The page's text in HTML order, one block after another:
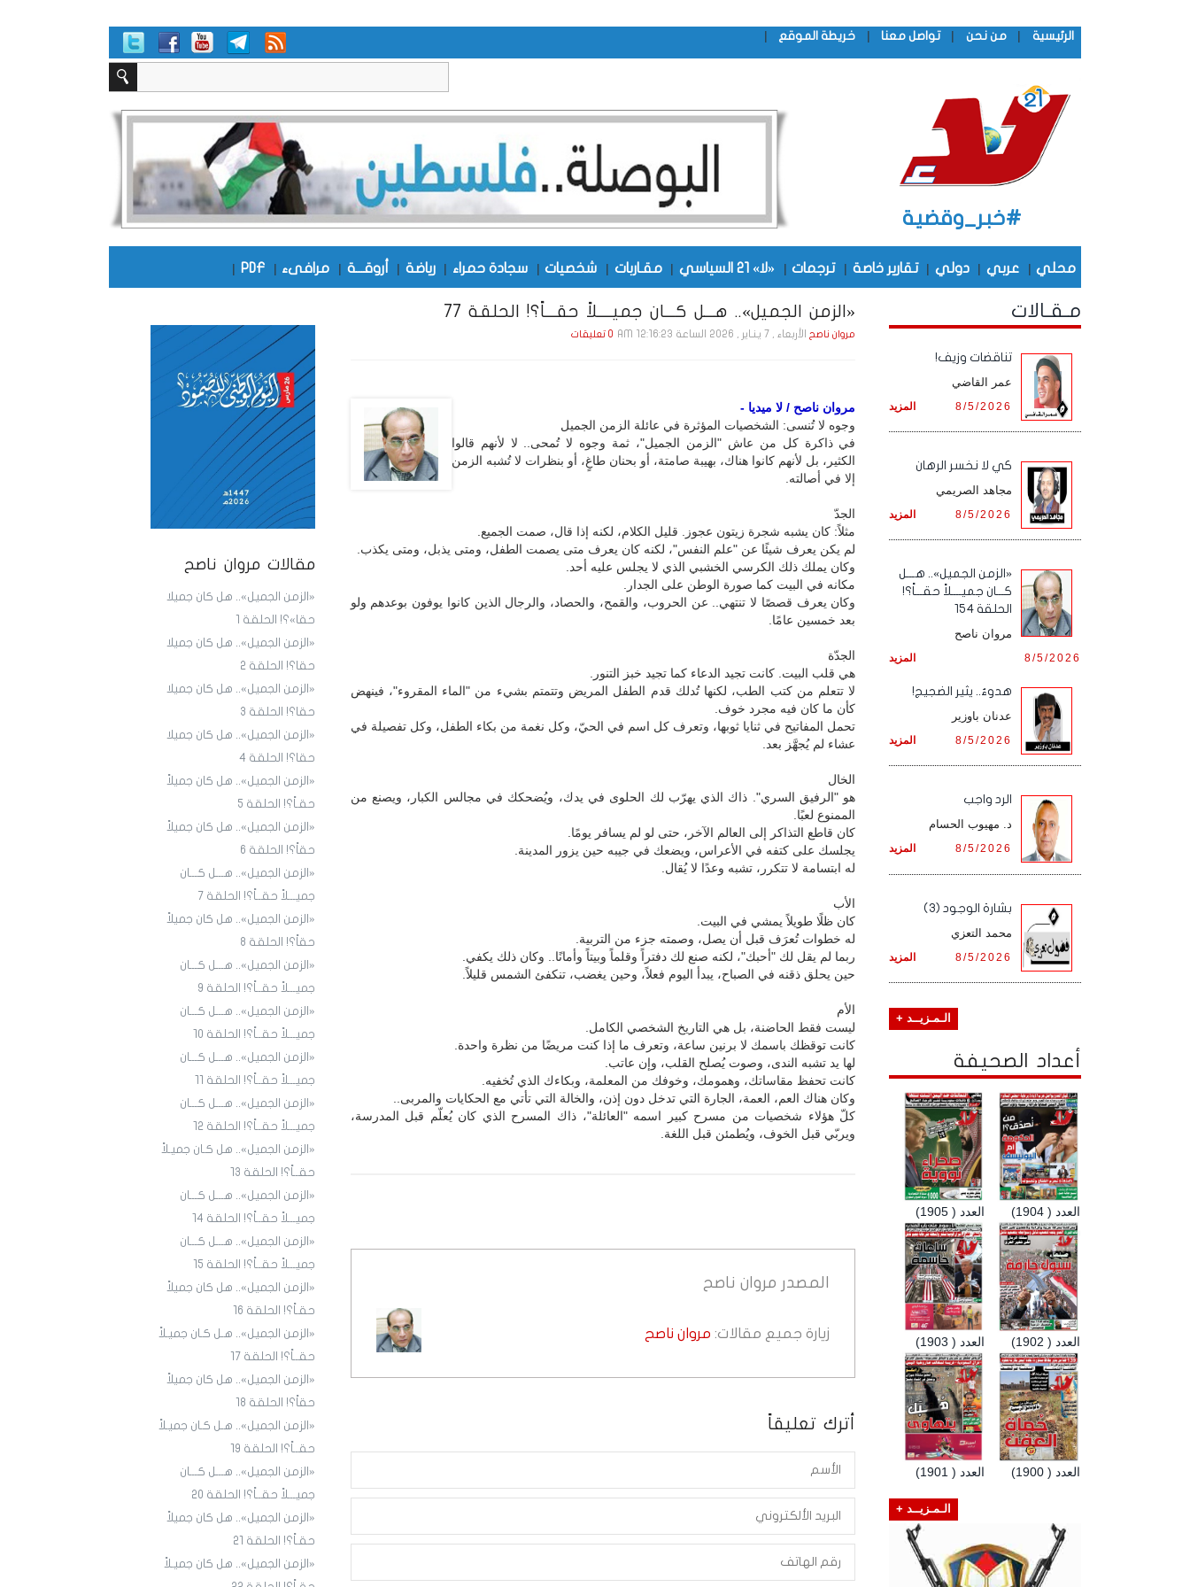
الرئيسية | من نحن | تواصل معنا | خريطة الموقع |
#خبر_وقضية
محلي | عربي | دولي | تقارير خاصة | ترجمات | «لا» 21 السياسي | مقـاربات | شخصيات | سجادة حمراء | رياضة | أروقـــة | مرافىء |
PDF
|
مقالات مروان ناصح
«الزمن الجميل».. هل كان جميلا
حقا»؟! الحلقة 1
«الزمن الجميل».. هل كان جميلا
حقا؟! الحلقة 2
«الزمن الجميل».. هل كان جميلا
حقا؟! الحلقة 3
«الزمن الجميل».. هل كان جميلا
حقا؟! الحلقة 4
«الزمن الجميل».. هل كان جميلاً
حقـاً؟! الحلقة 5
«الزمن الجميل».. هل كان جميلاً
حقاً؟! الحلقة 6
«الزمن الجميل».. هـــل كـــان
جميـــلاً حقــاً؟! الحلقة 7
«الزمن الجميل».. هل كان جميلاً
حقاً؟! الحلقة 8
«الزمن الجميل».. هـــل كـــان
جميـــلاً حقــاً؟! الحلقة 9
«الزمن الجميل».. هـــل كـــان
جميـــلاً حقــاً؟! الحلقة ١٠
«الزمن الجميل».. هـــل كـــان
جميـــلاً حقــاً؟! الحلقة ١1
«الزمن الجميل».. هـــل كـــان
جميـــلاً حقــاً؟! الحلقة ١2
«الزمن الجميل».. هل كـان جميـلاً
حقــاً؟! الحلقة ١3
«الزمن الجميل».. هـــل كـــان
جميـــلاً حقــاً؟! الحلقة ١4
«الزمن الجميل».. هـــل كـــان
جميـــلاً حقــاً؟! الحلقة 15
«الزمن الجميل».. هل كان جميلاً
حقـاً؟! الحلقة 16
«الزمن الجميل».. هـل كـان جميـلاً
حقــاً؟! الحلقة 17
«الزمن الجميل».. هل كان جميلاً
حقاً؟! الحلقة 18
«الزمن الجميل».. هـل كـان جميـلاً
حقــاً؟! الحلقة 19
«الزمن الجميل».. هـــل كـــان
جميـــلاً حقــاً؟! الحلقة 20
«الزمن الجميل».. هل كان جميلاً
حقـاً؟! الحلقة 21
«الزمن الجميل».. هل كان جميـلاً
«الزمن الجميل».. هـــل كـــان جميــــلاً حقـــاً؟! الحلقة 77
مروان ناصحالأربعاء , 7 يـنـاير , 2026 الساعة 12:16:23 AM 0 تعليقات
مروان ناصح / لا ميديا -
وجوه لا تُنسى: الشخصيات المؤثرة في عائلة الزمن الجميل
في ذاكرة كل من عاش "الزمن الجميل"، ثمة وجوه لا تُمحى.. لا لأنهم قالوا
الكثير، بل لأنهم كانوا هناك، بهيبة صامتة، أو بحنان طاغٍ، أو بنظرات لا تُشبه الزمن
إلا في أصالته.
الجدّ
مثلاً: كان يشبه شجرة زيتون عجوز. قليل الكلام، لكنه إذا قال، صمت الجميع.
لم يكن يعرف شيئًا عن "علم النفس"، لكنه كان يعرف متى يصمت الطفل، ومتى يذبل، ومتى يكذب.
وكان يملك ذلك الكرسي الخشبي الذي لا يجلس عليه أحد.
مكانه في البيت كما صورة الوطن على الجدار.
وكان يعرف قصصًا لا تنتهي.. عن الحروب، والقمح، والحصاد، والرجال الذين كانوا يوفون بوعدهم ولو
بعد خمسين عامًا.
الجدّة
هي قلب البيت. كانت تجيد الدعاء كما تجيد خبز التنور.
لا تتعلم من كتب الطب، لكنها تُدلك قدم الطفل المريض وتتمتم بشيء من "الماء المقروء"، فينهض
كأن ما كان فيه مجرد خوف.
تحمل المفاتيح في ثنايا ثوبها، وتعرف كل اسم في الحيّ، وكل نغمة من بكاء الطفل، وكل تفصيلة في
عشاء لم يُجهَّز بعد.
الخال
هو "الرفيق السري". ذاك الذي يهرّب لك الحلوى في يدك، ويُضحكك في مجالس الكبار، ويصنع من
الممنوع لعبًا.
كان قاطع التذاكر إلى العالم الآخر، حتى لو لم يسافر يومًا.
يجلسك على كتفه في الأعراس، ويضعك في جيبه حين يزور المدينة.
له ابتسامة لا تتكرر، تشبه وعدًا لا يُقال.
الأب
كان ظلًا طويلاً يمشي في البيت.
له خطوات تُعرَف قبل أن يصل، وصمته جزء من التربية.
ربما لم يقل لك "أحبك"، لكنه صنع لك دفتراً وقلماً وبيتاً وأمانًا.. وكان ذلك يكفي.
حين يحلق ذقنه في الصباح، يبدأ اليوم فعلاً، وحين يغضب، تنكفئ الشمس قليلاً.
الأم
ليست فقط الحاضنة، بل هي التاريخ الشخصي الكامل.
كانت توقظك باسمك لا برنين ساعة، وتعرف ما إذا كنت مريضًا من نظرة واحدة.
لها يد تشبه الندى، وصوت يُصلح القلب، وإن عاتب.
كانت تحفظ مقاساتك، وهمومك، وخوفك من المعلمة، وبكاءك الذي تُخفيه.
وكان هناك العم، العمة، الجارة التي تدخل دون إذن، والخالة التي تأتي مع الحكايات والمربى..
كلّ هؤلاء شخصيات من مسرح كبير اسمه "العائلة"، ذاك المسرح الذي كان يُعلّم قبل المدرسة،
ويربّي قبل الخوف، ويُطمئن قبل اللغة.
المصدر مروان ناصح
زيارة جميع مقالات: مروان ناصح
أترك تعليقاً
مـقـالات
تناقضات وزيف!
عمر القاضي
المزيد 8/5/2026
كي لا نخسر الرهان
مجاهد الصريمي
المزيد 8/5/2026
«الزمن الجميل».. هـــل
كـــان جميــــلاً حقـــاً؟!
الحلقة 154
مروان ناصح
المزيد 8/5/2026
هدوءٌ.. يثير الضجيج!
عدنان باوزير
المزيد 8/5/2026
الرد واجب
د. مهيوب الحسام
المزيد 8/5/2026
بشارة الوجود (3)
محمد التعزي
المزيد 8/5/2026
الـمـزيــد +
أعداد الصحيفة
العدد ( 1905) العدد ( 1904)
العدد ( 1903) العدد ( 1902)
العدد ( 1901) العدد ( 1900)
الـمـزيــد +